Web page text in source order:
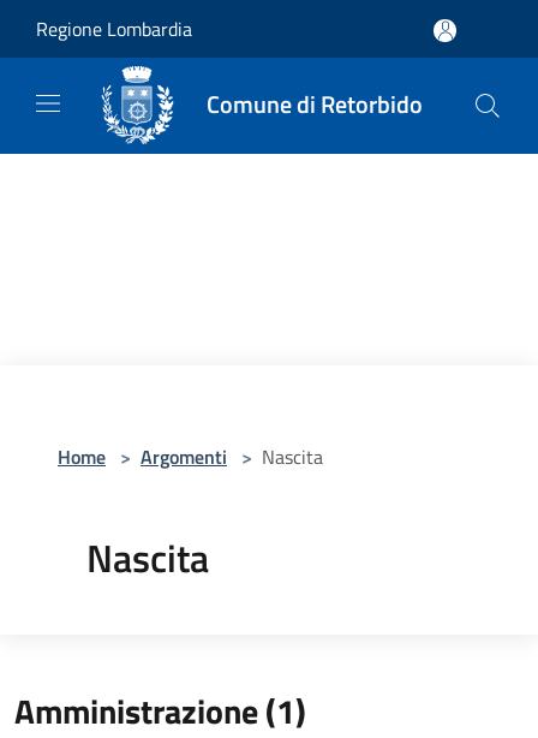
Regione Lombardia
Comune di Retorbido
Home > Argomenti > Nascita
Nascita
Amministrazione (1)